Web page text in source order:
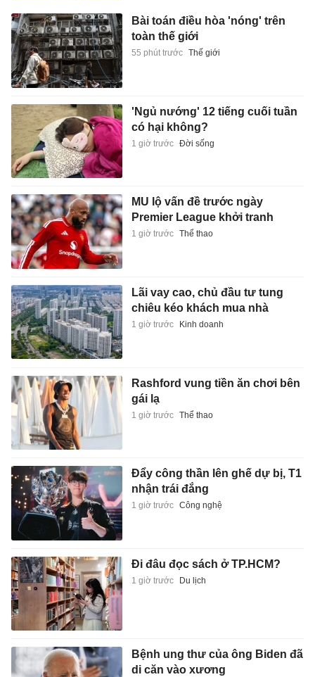
Bài toán điều hòa 'nóng' trên
toàn thế giới
55 phút trước Thế giới
'Ngủ nướng' 12 tiếng cuối tuần
có hại không?
1 giờ trước Đời sống
MU lộ vấn đề trước ngày
Premier League khởi tranh
1 giờ trước Thể thao
Lãi vay cao, chủ đầu tư tung
chiêu kéo khách mua nhà
1 giờ trước Kinh doanh
Rashford vung tiền ăn chơi bên
gái lạ
1 giờ trước Thể thao
Đẩy công thần lên ghế dự bị, T1
nhận trái đắng
1 giờ trước Công nghệ
Đi đâu đọc sách ở TP.HCM?
1 giờ trước Du lịch
Bệnh ung thư của ông Biden đã
di căn vào xương